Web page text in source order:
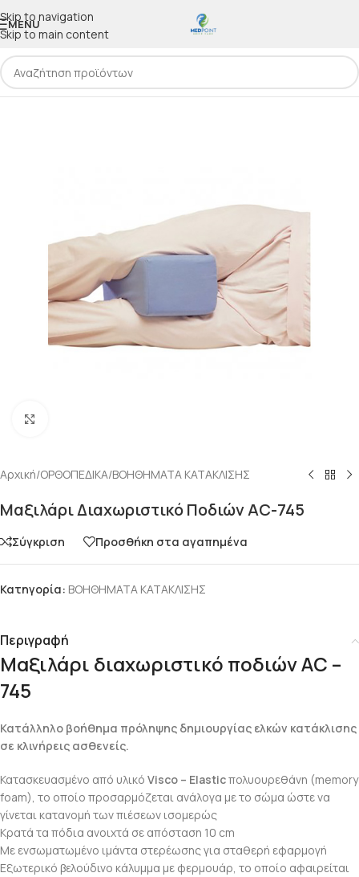
Skip to navigation
Skip to main content
MENU
Αρχική/ΟΡΘΟΠΕΔΙΚΑ/ΒΟΗΘΗΜΑΤΑ ΚΑΤΑΚΛΙΣΗΣ
Μαξιλάρι Διαχωριστικό Ποδιών AC-745
Σύγκριση Προσθήκη στα αγαπημένα
Κατηγορία: ΒΟΗΘΗΜΑΤΑ ΚΑΤΑΚΛΙΣΗΣ
Περιγραφή
Μαξιλάρι διαχωριστικό ποδιών AC –
745
Κατάλληλο βοήθημα πρόληψης δημιουργίας ελκών κατάκλισης
σε κλινήρεις ασθενείς.
Κατασκευασμένο από υλικό Visco – Elasticπολυουρεθάνη (memory
foam), το οποίο προσαρμόζεται ανάλογα με το σώμα ώστε να
γίνεται κατανομή των πιέσεων ισομερώς
Κρατά τα πόδια ανοιχτά σε απόσταση 10 cm
Με ενσωματωμένο ιμάντα στερέωσης για σταθερή εφαρμογή
Εξωτερικό βελούδινο κάλυμμα με φερμουάρ, το οποίο αφαιρείται